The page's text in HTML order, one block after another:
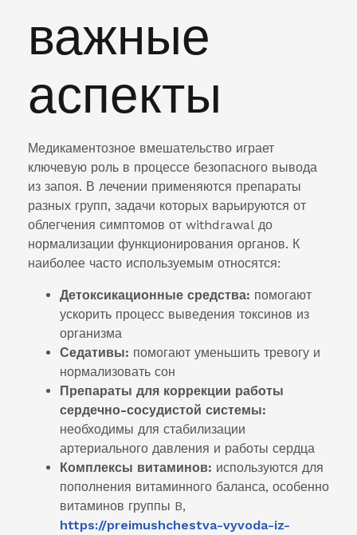
важные
аспекты
Медикаментозное вмешательство играет
ключевую роль в процессе безопасного вывода
из запоя. В лечении применяются препараты
разных групп, задачи которых варьируются от
облегчения симптомов от withdrawal до
нормализации функционирования органов. К
наиболее часто используемым относятся:
Детоксикационные средства: помогают
ускорить процесс выведения токсинов из
организма
Седативы: помогают уменьшить тревогу и
нормализовать сон
Препараты для коррекции работы
сердечно-сосудистой системы:
необходимы для стабилизации
артериального давления и работы сердца
Комплексы витаминов: используются для
пополнения витаминного баланса, особенно
витаминов группы B,
https://preimushchestva-vyvoda-iz-